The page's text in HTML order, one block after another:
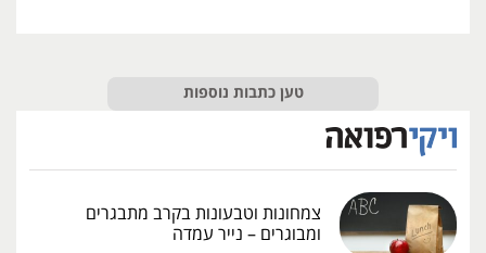
טען כתבות נוספות
צמחונות וטבעונות בקרב מתבגרים
ומבוגרים – נייר עמדה